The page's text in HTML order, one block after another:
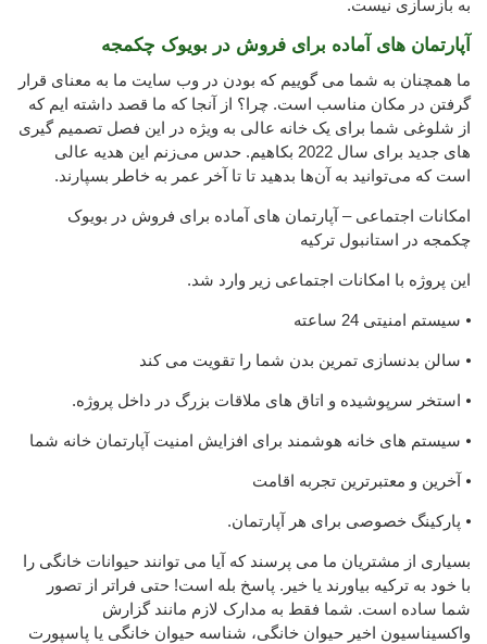
به بازسازی نیست.
آپارتمان های آماده برای فروش در بویوک چکمجه
ما همچنان به شما می گوییم که بودن در وب سایت ما به معنای قرار
گرفتن در مکان مناسب است. چرا؟ از آنجا که ما قصد داشته ایم که
از شلوغی شما برای یک خانه عالی به ویژه در این فصل تصمیم گیری
های جدید برای سال 2022 بکاهیم. حدس می‌زنم این هدیه عالی
است که می‌توانید به آن‌ها بدهید تا تا آخر عمر به خاطر بسپارند.
امکانات اجتماعی – آپارتمان های آماده برای فروش در بویوک
چکمجه در استانبول ترکیه
این پروژه با امکانات اجتماعی زیر وارد شد.
⦁ سیستم امنیتی 24 ساعته
⦁ سالن بدنسازی تمرین بدن شما را تقویت می کند
⦁ استخر سرپوشیده و اتاق های ملاقات بزرگ در داخل پروژه.
⦁ سیستم های خانه هوشمند برای افزایش امنیت آپارتمان خانه شما
⦁ آخرین و معتبرترین تجربه اقامت
⦁ پارکینگ خصوصی برای هر آپارتمان.
بسیاری از مشتریان ما می پرسند که آیا می توانند حیوانات خانگی را
با خود به ترکیه بیاورند یا خیر. پاسخ بله است! حتی فراتر از تصور
شما ساده است. شما فقط به مدارک لازم مانند گزارش
واکسیناسیون اخیر حیوان خانگی، شناسه حیوان خانگی یا پاسپورت